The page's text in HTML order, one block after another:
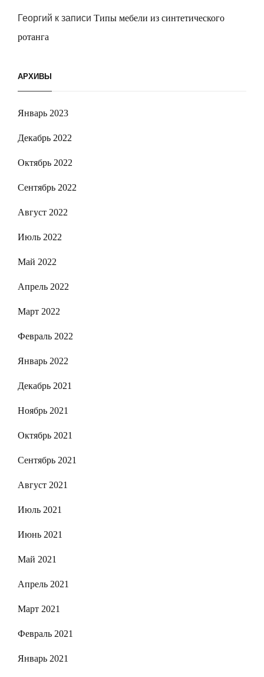
Георгий к записи Типы мебели из синтетического
ротанга
АРХИВЫ
Январь 2023
Декабрь 2022
Октябрь 2022
Сентябрь 2022
Август 2022
Июль 2022
Май 2022
Апрель 2022
Март 2022
Февраль 2022
Январь 2022
Декабрь 2021
Ноябрь 2021
Октябрь 2021
Сентябрь 2021
Август 2021
Июль 2021
Июнь 2021
Май 2021
Апрель 2021
Март 2021
Февраль 2021
Январь 2021